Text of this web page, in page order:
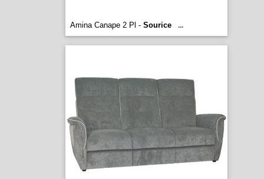
Amina Canape 2 Pl - Sourice ...